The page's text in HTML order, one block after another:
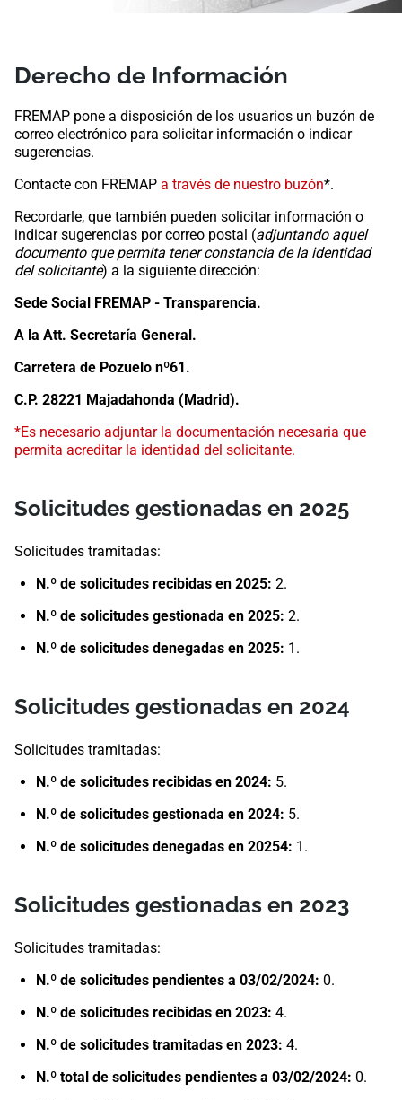
​​​​​​Derecho de Información
​​​FREMAP pone a disposición de los u​suarios un buzón de
correo electrónico para solicitar información o indicar
sugerencias.
Contacte con FREMAP a través de nuestro buzón*​​.
Recordarle,​ que también pueden solicitar información o
indicar sugerencias por correo postal (​adjuntando aquel
documento que permita tener constancia de la identidad
del solicitante)​ a la siguiente dirección:
Sede Social FREMAP - Transparencia.
A la Att. Secretaría General.
Carretera de Pozuelo nº61.
C.P. 28221 Majadahonda (Madrid).
*Es necesario adjuntar la documentación necesaria que
permita acreditar la identidad del solicitante.
Solicitudes gestionadas en 2025​​
Solicitudes tramitadas:
N.º de solicitudes recibidas en 2025: 2.
N.º de solicitudes gestionada en 2025: 2.
N.º de solicitudes denegadas en ​2025​: 1.
Solicitudes gestionadas en 202​4
Solicitudes tramitadas:
N.º de solicitudes recibidas en 2024: 5.
N.º de solicitudes gestionada en 2024: 5.
N.º de solicitudes denegadas en ​20254: 1.
Solicitudes gestionadas en 2023
Solicitudes tramitadas:
N.º de solicitudes pendientes a 03/02/2024: 0.
N.º de solicitudes recibidas en 2023: 4.
N.º de solicitudes tramitadas en 2023: 4.
N.º total de solicitudes pendientes a 03/02/2024: 0.